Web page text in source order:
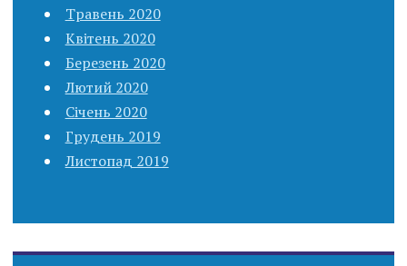
Травень 2020
Квітень 2020
Березень 2020
Лютий 2020
Січень 2020
Грудень 2019
Листопад 2019